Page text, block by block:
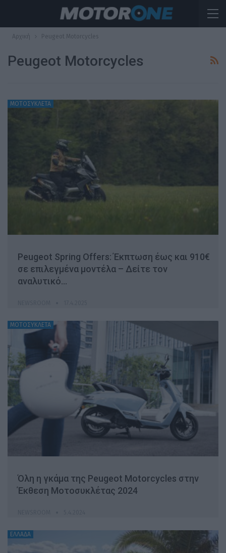
Αρχική Peugeot Motorcycles
Peugeot Motorcycles
ΜΟΤΟΣΥΚΛΕΤΑ
Peugeot Spring Offers: Έκπτωση έως και 910€
σε επιλεγμένα μοντέλα – Δείτε τον
αναλυτικό…
ΜΟΤΟΣΥΚΛΕΤΑ
Όλη η γκάμα της Peugeot Motorcycles στην
Έκθεση Μοτοσυκλέτας 2024
ΕΛΛΑΔΑ